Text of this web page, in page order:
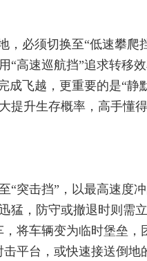
，必须切换至“低速攀爬
“高速巡航挡”追求转移
成飞越，更重要的是“静
提升生存概率，高手懂
“突击挡”，以最高速度
猛，防守或撤退时则需
将车辆变为临时堡垒，
平台，或快速接送倒地